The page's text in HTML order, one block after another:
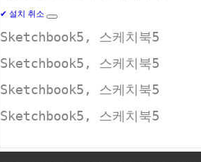
✔ 설치 취소
Sketchbook5, 스케치북5
Sketchbook5, 스케치북5
Sketchbook5, 스케치북5
Sketchbook5, 스케치북5